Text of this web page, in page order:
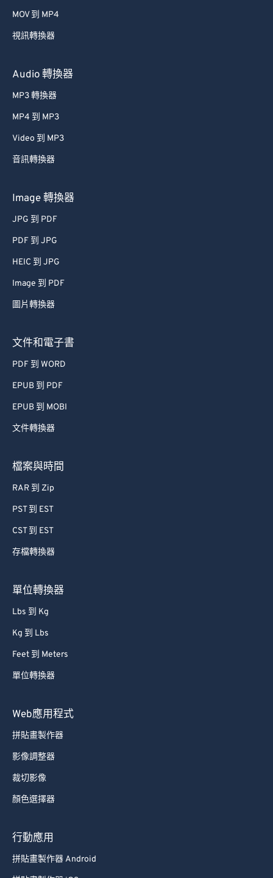
MOV 到 MP4
視訊轉換器
Audio 轉換器
MP3 轉換器
MP4 到 MP3
Video 到 MP3
音訊轉換器
Image 轉換器
JPG 到 PDF
PDF 到 JPG
HEIC 到 JPG
Image 到 PDF
圖片轉換器
文件和電子書
PDF 到 WORD
EPUB 到 PDF
EPUB 到 MOBI
文件轉換器
檔案與時間
RAR 到 Zip
PST 到 EST
CST 到 EST
存檔轉換器
單位轉換器
Lbs 到 Kg
Kg 到 Lbs
Feet 到 Meters
單位轉換器
Web應用程式
拼貼畫製作器
影像調整器
裁切影像
顏色選擇器
行動應用
拼貼畫製作器 Android